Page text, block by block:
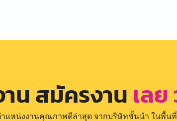
น สมัครงาน เล
ำแหน่งงานคุณภาพดีล่าสุด จากบริษัทชั้นนำ ในพื้น